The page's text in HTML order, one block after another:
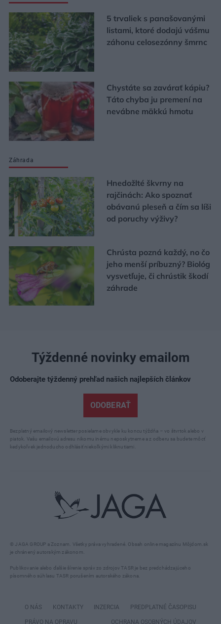
5 trvaliek s panašovanými
listami, ktoré dodajú vášmu
záhonu celosezónny šmrnc
Chystáte sa zavárať kápiu?
Táto chyba ju premení na
nevábne mäkkú hmotu
Záhrada
Hnedožlté škvrny na
rajčinách: Ako spoznať
obávanú pleseň a čím sa líši
od poruchy výživy?
Chrústa pozná každý, no čo
jeho menší príbuzný? Biológ
vysvetľuje, či chrústik škodí
záhrade
© JAGA GROUP a Zoznam. Všetky práva vyhradené. Obsah online magazínu Môjdom.sk
je chránený autorským zákonom.
Publikovanie alebo ďalšie šírenie správ zo zdrojov TASR je bez predchádzajúceho
písomného súhlasu TASR porušením autorského zákona.
Týždenné novinky emailom
Odoberajte týždenný prehľad našich najlepších článkov
ODOBERAŤ
Bezplatný emailový newsletter posielame obvykle ku koncu týždňa – vo štvrtok alebo v
piatok. Vašu emailovú adresu nikomu inému neposkytneme a z odberu sa budete môcť
kedykoľvek jednoducho odhlásiť niekoľkými kliknutiami.
O NÁS KONTAKTY INZERCIA PREDPLATNÉ ČASOPISU
PRÁVO NA OPRAVU OCHRANA OSOBNÝCH ÚDAJOV